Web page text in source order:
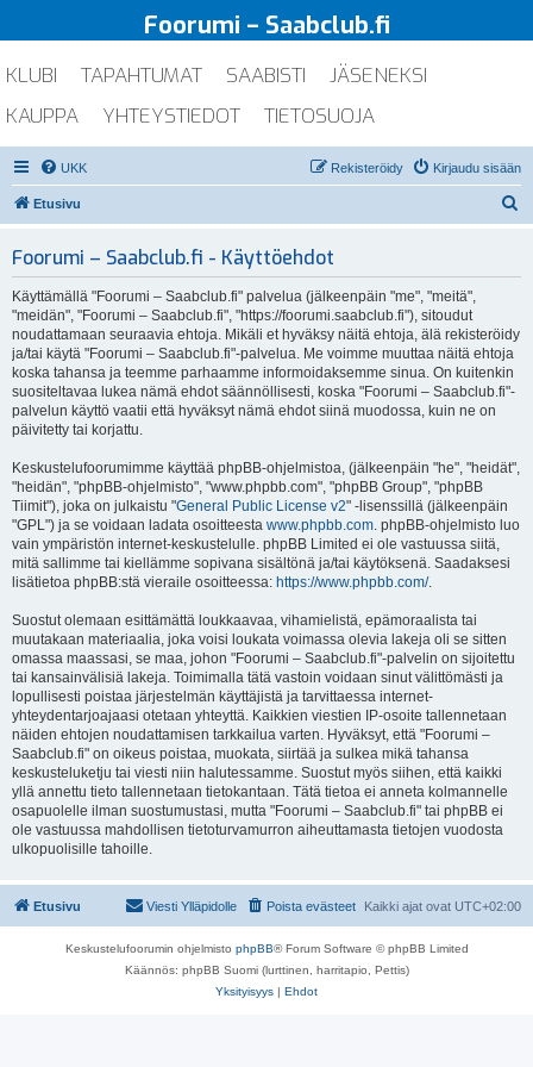
Foorumi – Saabclub.fi
KLUBI TAPAHTUMAT SAABISTI
JÄSENEKSI
KAUPPA
YHTEYSTIEDOT TIETOSUOJA
UKK Kirjaudu sisään
Rekisteröidy
Etusivu
Foorumi – Saabclub.fi - Käyttöehdot
Käyttämällä "Foorumi – Saabclub.fi" palvelua (jälkeenpäin "me", "meitä",
"meidän", "Foorumi – Saabclub.fi", "https://foorumi.saabclub.fi"), sitoudut
noudattamaan seuraavia ehtoja. Mikäli et hyväksy näitä ehtoja, älä rekisteröidy
ja/tai käytä "Foorumi – Saabclub.fi"-palvelua. Me voimme muuttaa näitä ehtoja
koska tahansa ja teemme parhaamme informoidaksemme sinua. On kuitenkin
suositeltavaa lukea nämä ehdot säännöllisesti, koska "Foorumi – Saabclub.fi"-
palvelun käyttö vaatii että hyväksyt nämä ehdot siinä muodossa, kuin ne on
päivitetty tai korjattu.
Keskustelufoorumimme käyttää phpBB-ohjelmistoa, (jälkeenpäin "he", "heidät",
"heidän", "phpBB-ohjelmisto", "www.phpbb.com", "phpBB Group", "phpBB
Tiimit"), joka on julkaistu "General Public License v2" -lisenssillä (jälkeenpäin
"GPL") ja se voidaan ladata osoitteesta www.phpbb.com. phpBB-ohjelmisto luo
vain ympäristön internet-keskustelulle. phpBB Limited ei ole vastuussa siitä,
mitä sallimme tai kiellämme sopivana sisältönä ja/tai käytöksenä. Saadaksesi
lisätietoa phpBB:stä vieraile osoitteessa: https://www.phpbb.com/.
Suostut olemaan esittämättä loukkaavaa, vihamielistä, epämoraalista tai
muutakaan materiaalia, joka voisi loukata voimassa olevia lakeja oli se sitten
omassa maassasi, se maa, johon "Foorumi – Saabclub.fi"-palvelin on sijoitettu
tai kansainvälisiä lakeja. Toimimalla tätä vastoin voidaan sinut välittömästi ja
lopullisesti poistaa järjestelmän käyttäjistä ja tarvittaessa internet-
yhteydentarjoajaasi otetaan yhteyttä. Kaikkien viestien IP-osoite tallennetaan
näiden ehtojen noudattamisen tarkkailua varten. Hyväksyt, että "Foorumi –
Saabclub.fi" on oikeus poistaa, muokata, siirtää ja sulkea mikä tahansa
keskusteluketju tai viesti niin halutessamme. Suostut myös siihen, että kaikki
yllä annettu tieto tallennetaan tietokantaan. Tätä tietoa ei anneta kolmannelle
osapuolelle ilman suostumustasi, mutta "Foorumi – Saabclub.fi" tai phpBB ei
ole vastuussa mahdollisen tietoturvamurron aiheuttamasta tietojen vuodosta
ulkopuolisille tahoille.
Etusivu Kaikki ajat ovat UTC+02:00
Poista evästeet
Viesti Ylläpidolle
Keskustelufoorumin ohjelmisto phpBB® Forum Software © phpBB Limited
Käännös: phpBB Suomi (lurttinen, harritapio, Pettis)
Yksityisyys | Ehdot